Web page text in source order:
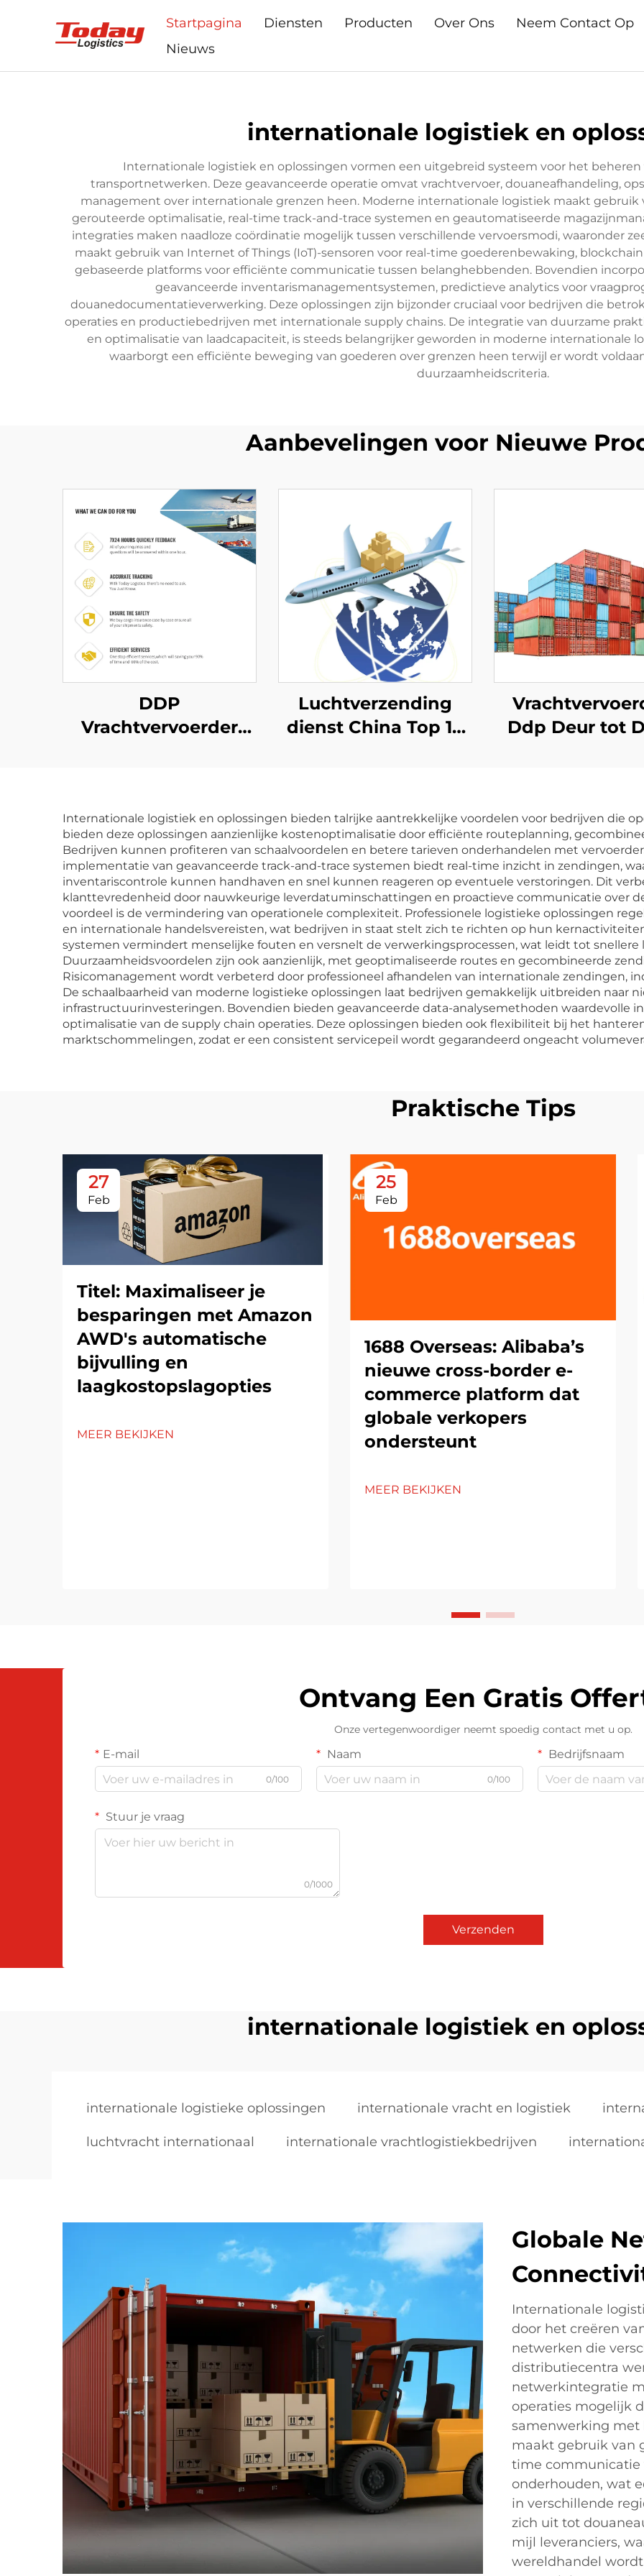
Startpagina Diensten Producten Over Ons
Neem Contact Op
Nieuws
internationale logistiek en
Internationale logistiek en oplossingen vormen een uitgebreid systeem voor het
transportnetwerken. Deze geavanceerde operatie omvat vrachtvervoer, douaneafhandeling,
management over internationale grenzen heen. Moderne internationale logistiek maakt gebruik
gerouteerde optimalisatie, real-time track-and-trace systemen en geautomatiseerde
integraties maken naadloze coördinatie mogelijk tussen verschillende vervoersmodi, waaronder
maakt gebruik van Internet of Things (IoT)-sensoren voor real-time goederenbewaking,
gebaseerde platforms voor efficiënte communicatie tussen belanghebbenden. Bovendien
geavanceerde inventarismanagementsystemen, predictieve analytics voor
douanedocumentatieverwerking. Deze oplossingen zijn bijzonder cruciaal voor bedrijven die
operaties en productiebedrijven met internationale supply chains. De integratie van duurzame
en optimalisatie van laadcapaciteit, is steeds belangrijker geworden in moderne internationale
waarborgt een efficiënte beweging van goederen over grenzen heen terwijl er wordt
duurzaamheidscriteria.
Aanbevelingen voor Nieuwe
DDP
Vrachtvervoerder
Deur-tot-deur
verzending
Luchtverzending
dienst China Top 10
Duitsland
Vrachtvervoerder
Deur-tot-deur
Ddp Deur tot
naar de VS
Internationale logistiek en oplossingen bieden talrijke aantrekkelijke voordelen voor bedrijven die
bieden deze oplossingen aanzienlijke kostenoptimalisatie door efficiënte routeplanning,
Bedrijven kunnen profiteren van schaalvoordelen en betere tarieven onderhandelen met
implementatie van geavanceerde track-and-trace systemen biedt real-time inzicht in zendingen,
inventariscontrole kunnen handhaven en snel kunnen reageren op eventuele verstoringen. Dit
klanttevredenheid door nauwkeurige leverdatuminschattingen en proactieve communicatie over
voordeel is de vermindering van operationele complexiteit. Professionele logistieke oplossingen
en internationale handelsvereisten, wat bedrijven in staat stelt zich te richten op hun
systemen vermindert menselijke fouten en versnelt de verwerkingsprocessen, wat leidt tot
Duurzaamheidsvoordelen zijn ook aanzienlijk, met geoptimaliseerde routes en gecombineerde
Risicomanagement wordt verbeterd door professioneel afhandelen van internationale zendingen,
De schaalbaarheid van moderne logistieke oplossingen laat bedrijven gemakkelijk uitbreiden naar
infrastructuurinvesteringen. Bovendien bieden geavanceerde data-analysemethoden waardevolle
optimalisatie van de supply chain operaties. Deze oplossingen bieden ook flexibiliteit bij het
marktschommelingen, zodat er een consistent servicepeil wordt gegarandeerd ongeacht
Praktische Tips
27
Feb
Titel: Maximaliseer je
besparingen met Amazon
AWD's automatische
bijvulling en
laagkostopslagopties
MEER BEKIJKEN
25
Feb
1688 Overseas: Alibaba’s
nieuwe cross-border e-
commerce platform dat
globale verkopers
ondersteunt
MEER BEKIJKEN
Ontvang Een Gratis
Onze vertegenwoordiger neemt spoedig contact met u op.
E-mail
0/100
Naam
0/100
Bedrijfsnaam
Stuur je vraag
0/1000
Verzenden
internationale logistiek en
internationale logistieke oplossingen internationale vracht en logistiek
luchtvracht internationaal internationale vrachtlogistiekbedrijven
Globale
Internationale
door het creëren
netwerken die
distributiecentra
netwerkintegratie
operaties mogelijk
samenwerking met
maakt gebruik van
time communicatie
onderhouden, wat
in verschillende
zich uit tot
mijl leveranciers,
wereldhandel